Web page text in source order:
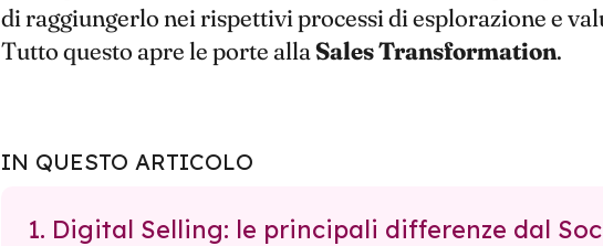
di raggiungerlo nei rispettivi processi di esplorazione e
Tutto questo apre le porte allaSalesTransformation.
IN QUESTO ARTICOLO
1. Digital Selling: le principali differenze dal